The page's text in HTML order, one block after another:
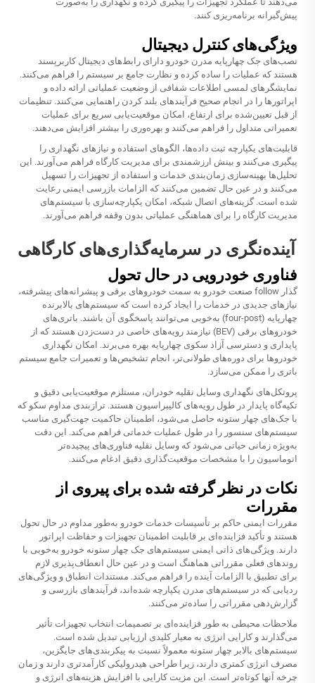
پیش‌گیرانه برنامه‌ریزی کنند.
ویژگی‌های کنترل دیجیتال
نصب‌های جک چهارپایه مدرن خودرو دارای رابط‌های دیجیتال کاربرپسند
هستند که عملیات را ساده کرده و نظارت جامع بر سیستم را فراهم می‌کنند.
نمایشگرهای لمسی اطلاعات شفافی از وضعیت عملیاتی ارائه داده و
اپراتورها را در انجام صحیح فرآیندهای بلند کردن راهنمایی می‌کنند. تنظیمات
از قبل تعیین‌شده برای ارتفاع، امکان موقعیت‌یابی سریع برای عملیات
تعمیراتی متداول را فراهم می‌کنند و بهره‌وری را بیشتر افزایش می‌دهند.
قابلیت‌های یکپارچه ثبت داده‌ها، الگوهای استفاده و نیازهای نگهداری را
پیگیری می‌کنند و بینش ارزشمندی برای مدیریت کارگاه فراهم می‌آورند. این
تحلیل‌ها بهینه‌سازی زمان‌بندی خدمات و استفاده از تجهیزات را تسهیل
می‌کنند و در عین حال تضمین می‌کنند که الزامات بازرسی ایمنی رعایت
شده است. گزینه‌های اتصال شبکه، امکان یکپارچه‌سازی با سیستم‌های
مدیریت کارگاه را برای هماهنگی عملیاتی بدون وقفه فراهم می‌آورند.
آینده‌نگری در سرمایه‌گذاری‌های کارگاهی
فناوری خودرویی در حال تحول
گذار follow صنعت خودرو به سمت خودروهای برقی و پیشرانه‌های پیشرفته،
نیازهای جدیدی در خدمات را ایجاد کرده است که سیستم‌های بالابرنده
چهارپایه (four-post) به‌خوبی می‌توانند پاسخگوی آن باشند. باتری‌های
خودروهای برقی (BEV) نیازمند رویه‌های خاصی در دست‌زدن هستند که از
پایداری و دسترسی آزاد سکوی چهارپایه بهره می‌برند. امکان نگهداری
خودروها برای دوره‌های طولانی‌تر، انجام تشخیص‌ها و تعمیرات جامع سیستم
باتری را ممکن می‌سازد.
پروتکل‌های نگهداری وسایل نقلیه خودران، مستلزم موقعیت‌یابی دقیق و
تکیه‌گاه پایدار در طول رویه‌های کالیبراسیون هستند. ترازبندی مداوم سکو که
با جک‌های چهار ستونه حاصل می‌شود، اطمینان حاکمیت جهت‌گیری مناسب
سیستم‌های سنسور را در طول عملیات خدماتی فراهم می‌کند. این دقت
به‌ویژه زمانی حیاتی می‌شود که وسایل نقلیه فناوری‌های پیچیده‌تر
اتوماسیون را با مشخصات موقعیت‌گذاری دقیق ادغام می‌کنند.
نکات در نظر گرفته شده برای پیروی از
مقررات
مقررات ایمنی حاکم بر تأسیسات خدمات خودرو به‌طور مداوم در حال تحول
هستند و تأکید فزاینده‌ای بر قابلیت اطمینان تجهیزات و حفاظت اپراتور
دارند. ویژگی‌های ذاتی ایمنی سیستم‌های جک چهار ستونه خودرو به‌خوبی با
روندهای فعلی مقرراتی هماهنگ است و در عین حال انعطاف‌پذیری لازم
برای تطبیق با الزامات آینده را فراهم می‌کند. مستندات انطباق و ویژگی‌های
ردیابی که در سیستم‌های مدرن یکپارچه شده‌اند، فرآیندهای بازرسی و
گزارش‌دهی مقرراتی را ساده‌تر می‌کنند.
ملاحظات محیطی به طور فزاینده‌ای بر تصمیمات انتخاب تجهیزات تأثیر
می‌گذارند و کارایی انرژی به معیار کلیدی ارزیابی تبدیل شده است.
سیستم‌های بالابر چهار ستونه معمولاً نسبت به پیکربندی‌های جایگزین،
مصرف انرژی کمتری دارند، زیرا طراحی هیدرولیکی کارآمدتری دارند و زمان
چرخه آنها کوتاه‌تر است. این مزیت کارایی با افزایش هزینه‌های انرژی و